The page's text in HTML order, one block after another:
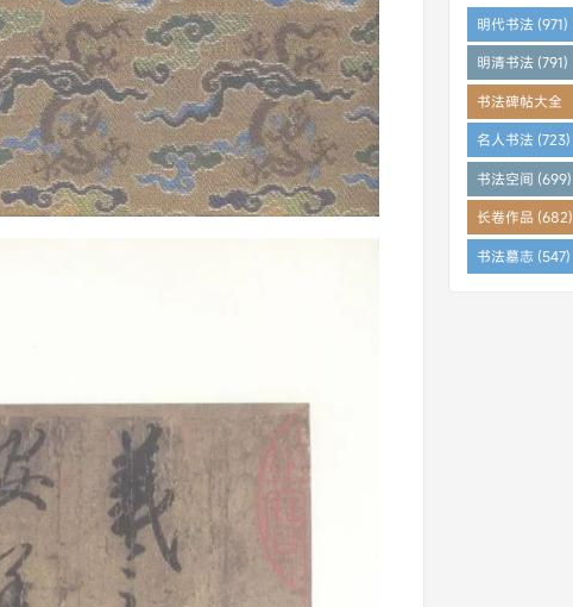
明代书法 (971)
明清书法 (791)
书法碑帖大全
(784)
名人书法 (723)
书法空间 (699)
长卷作品 (682)
书法墓志 (547)